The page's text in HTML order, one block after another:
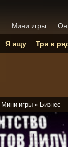
Мини игры » Бизнес
Мини игры
Я ищу Три в